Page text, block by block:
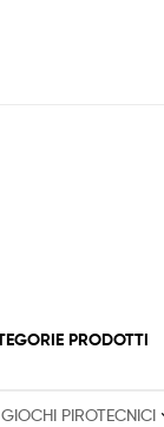
PRODOTTI